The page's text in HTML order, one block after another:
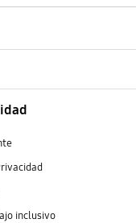
inclusivo